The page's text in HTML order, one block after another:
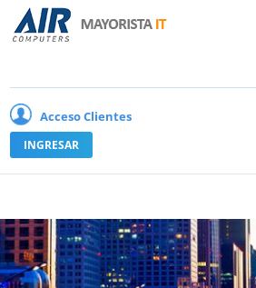
Acceso Clientes
INGRESAR